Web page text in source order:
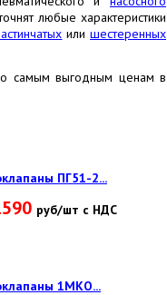
любые характеристики
илишестеренных
самым выгодным ценам в
ПГ51-2...
руб/шт с НДС
1МКО...